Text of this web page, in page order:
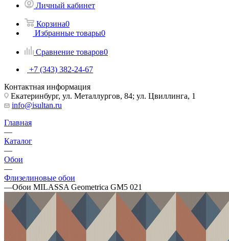
Личный кабинет
Корзина0
Избранные товары0
Сравнение товаров0
+7 (343) 382-24-67
Контактная информация
Екатеринбург, ул. Металлургов, 84; ул. Цвиллинга, 1
info@isultan.ru
Главная
—
Каталог
—
Обои
—
Флизелиновые обои
—Обои MILASSA Geometrica GM5 021